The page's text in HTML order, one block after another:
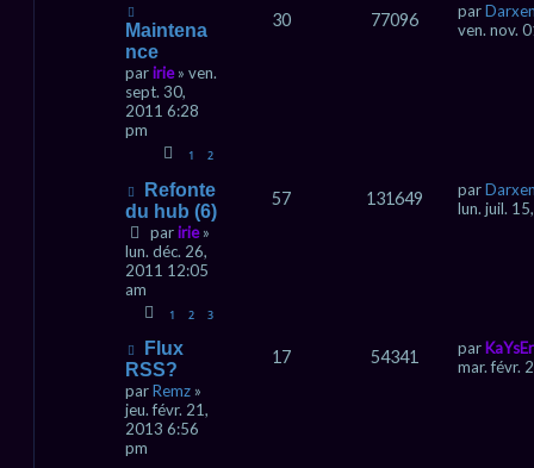
Maintena
nce
paririe» ven.
sept. 30,
2011 6:28
pm
1 2
30 77096 par
ven. nov.
Refonte
du hub (6)
paririe»
lun. déc. 26,
2011 12:05
am
1 2 3
57 131649 par
lun. juil.
Flux
RSS?
parRemz »
jeu. févr. 21,
2013 6:56
pm
17 54341 par KaYsEr
mar. févr.